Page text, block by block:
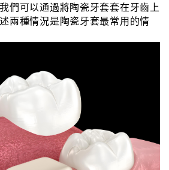
們可以通過將陶瓷牙套套在牙齒上
兩種情況是陶瓷牙套最常用的情